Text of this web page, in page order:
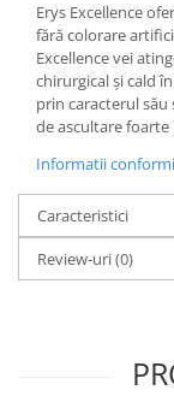
Erys Excellence
fără colorare
Excellence vei
chirurgical și cald
prin caracterul său
de ascultare foarte
Informatii
Caracteristici
Review-uri(0)